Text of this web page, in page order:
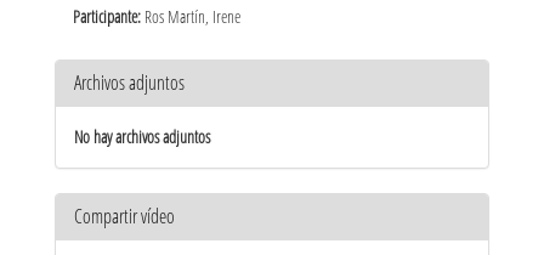
Participante: Ros Martín, Irene
Archivos adjuntos
No hay archivos adjuntos
Compartir vídeo